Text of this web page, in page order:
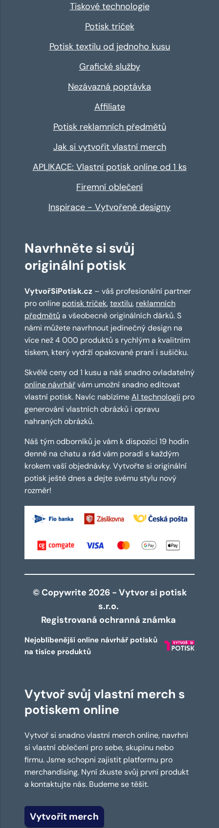
Tiskové technologie
Potisk triček
Potisk textilu od jednoho kusu
Grafické služby
Nezávazná poptávka
Affiliate
Potisk reklamních předmětů
Jak si vytvořit vlastní merch
APLIKACE: Vlastní potisk online od 1 ks
Firemní oblečení
Inspirace - Vytvořené designy
Navrhněte si svůj
originální potisk
VytvořSiPotisk.cz – váš profesionální partner
pro online potisk triček,textilu, reklamních
předmětů a všeobecně originálních dárků. S
námi můžete navrhnout jedinečný design na
více než 4 000 produktů s rychlým a kvalitním
tiskem, který vydrží opakované praní i sušičku.
Skvělé ceny od 1 kusu a náš snadno ovladatelný
online návrhářvám umožní snadno editovat
vlastní potisk. Navíc nabízímeAI technologii pro
generování vlastních obrázků i opravu
nahraných obrázků.
Náš tým odborníků je vám k dispozici 19 hodin
denně na chatu a rád vám poradí s každým
krokem vaší objednávky. Vytvořte si originální
potisk ještě dnes a dejte svému stylu nový
rozměr!
© Copywrite 2026 - Vytvor si potisk
s.r.o.
Registrovaná ochranná známka
Nejoblíbenější online návrhář potisků
na tisíce produktů
Vytvoř svůj vlastní merch s
potiskem online
Vytvoř si snadno vlastní merch online, navrhni
si vlastní oblečení pro sebe, skupinu nebo
firmu. Jsme schopni zajistit platformu pro
merchandising. Nyní zkuste svůj první produkt
a kontaktujte nás. Budeme se těšit.
Vytvořit merch